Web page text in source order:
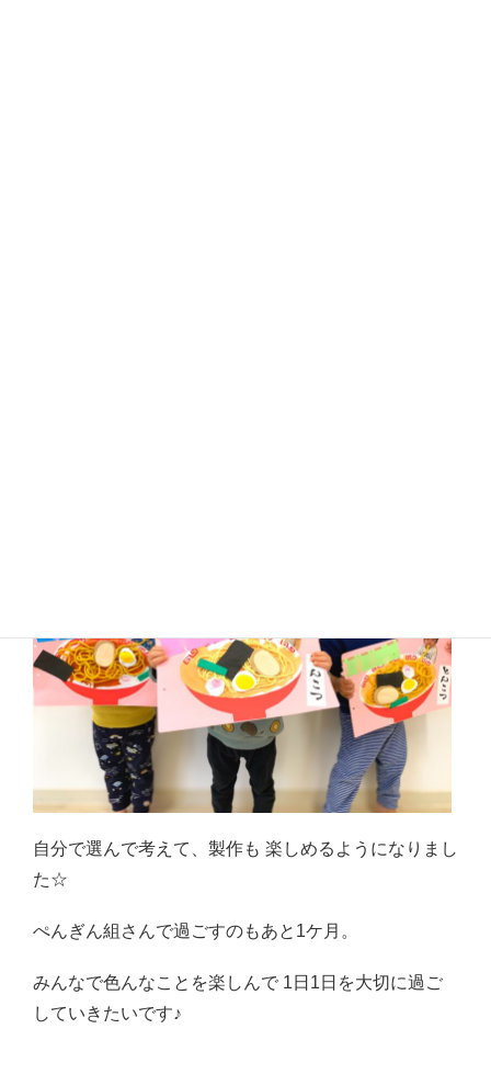
自分で選んで考えて、製作も 楽しめるようになりまし
た☆
ぺんぎん組さんで過ごすのもあと1ケ月。
みんなで色んなことを楽しんで 1日1日を大切に過ご
していきたいです♪